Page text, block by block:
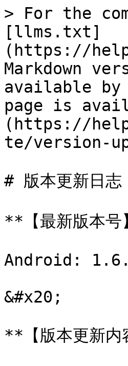
> For the
[llms.txt]
(https://
Markdown
available by
page is
(https://
te/version-
# 版本更新日
**【最新版本
Android:
&#x20;
**【版本更新